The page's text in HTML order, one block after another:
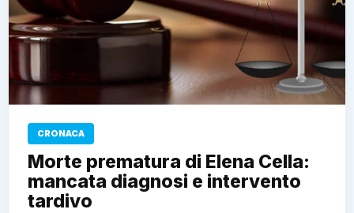
CRONACA
Morte prematura di Elena Cella:
mancata diagnosi e intervento
tardivo